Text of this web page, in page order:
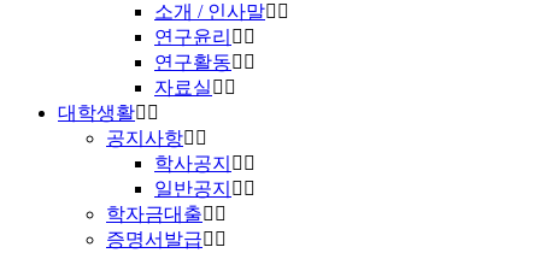
소개 / 인사말
연구윤리
연구활동
자료실
대학생활
공지사항
학사공지
일반공지
학자금대출
증명서발급